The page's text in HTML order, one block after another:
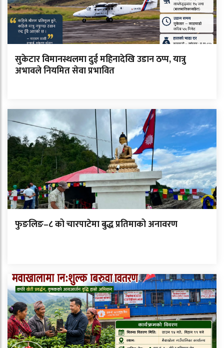
सुकेटार विमानस्थलमा दुई महिनादेखि उडान ठप्प, यात्रु
अभावले नियमित सेवा प्रभावित
फुङलिङ–८ को चारपाटेमा बुद्ध प्रतिमाको अनावरण